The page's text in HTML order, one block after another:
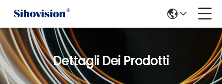
Dettagli Dei Prodotti